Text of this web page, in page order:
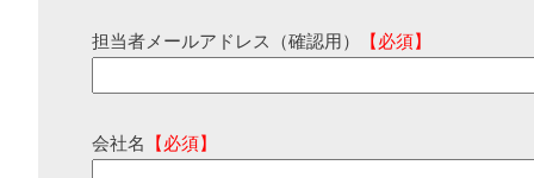
担当者メールアドレス（確認用） 【必須】
会社名 【必須】